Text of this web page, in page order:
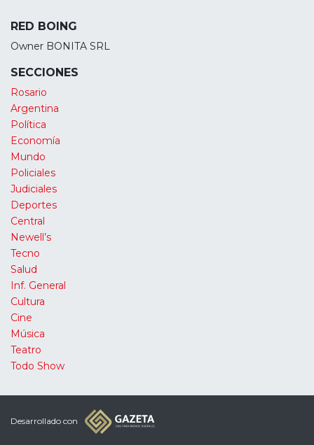
RED BOING
Owner BONITA SRL
SECCIONES
Rosario
Argentina
Política
Economía
Mundo
Policiales
Judiciales
Deportes
Central
Newell’s
Tecno
Salud
Inf. General
Cultura
Cine
Música
Teatro
Todo Show
Desarrollado con